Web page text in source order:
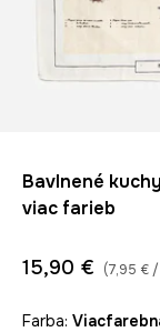
Bavlnené
viac farieb
15,90 € (7,95 € /
Farba: